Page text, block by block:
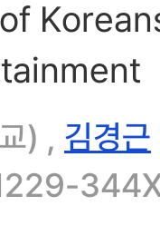
) , 김경근